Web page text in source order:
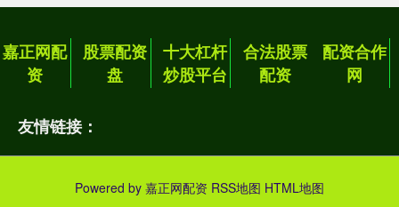
嘉正网配
资
股票配资
盘
十大杠杆
炒股平台
合法股票
配资
配资合作
网
友情链接：
Powered by 嘉正网配资 RSS地图 HTML地图